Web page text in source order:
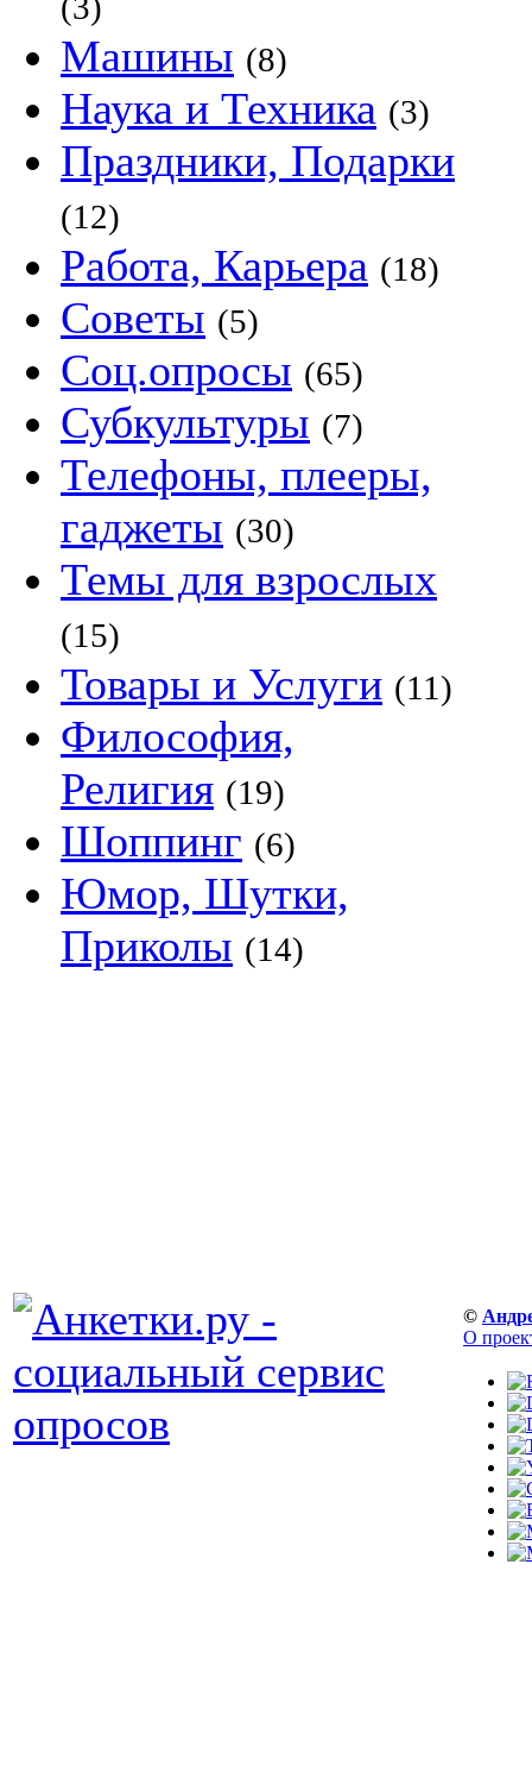
Машины (8)
Наука и Техника (3)
Праздники, Подарки
(12)
Работа, Карьера (18)
Советы (5)
Соц.опросы (65)
Субкультуры (7)
Телефоны, плееры,
гаджеты (30)
Темы для взрослых
(15)
Товары и Услуги (11)
Философия,
Религия (19)
Шоппинг (6)
Юмор, Шутки,
Приколы (14)
©
О